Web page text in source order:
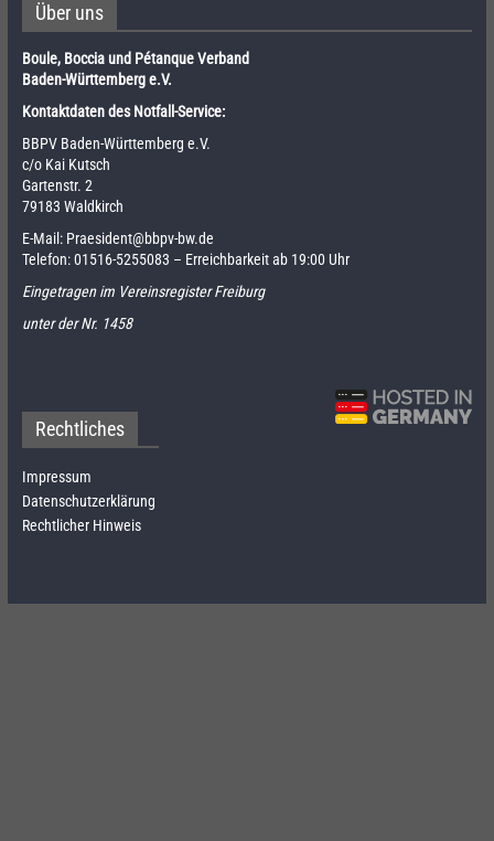
Über uns
Boule, Boccia und Pétanque Verband
Baden-Württemberg e.V.
Kontaktdaten des Notfall-Service:
BBPV Baden-Württemberg e.V.
c/o Kai Kutsch
Gartenstr. 2
79183 Waldkirch
E-Mail: Praesident@bbpv-bw.de
Telefon:01516-5255083 – Erreichbarkeit ab 19:00 Uhr
Eingetragen im Vereinsregister Freiburg
unter der Nr. 1458
Rechtliches
Impressum
Datenschutzerklärung
Rechtlicher Hinweis